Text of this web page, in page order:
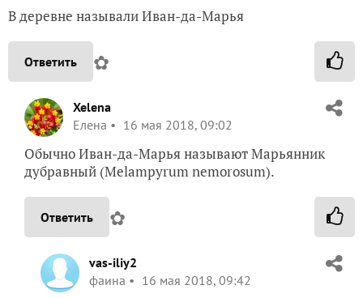
В деревне называли Иван-да-Марья
Ответить ✿
Xelena
Елена
16 мая 2018, 09:02
Обычно Иван-да-Марья называют Марьянник
дубравный (Melampyrum nemorosum).
Ответить ✿
vas-iliy2
фаина
16 мая 2018, 09:42